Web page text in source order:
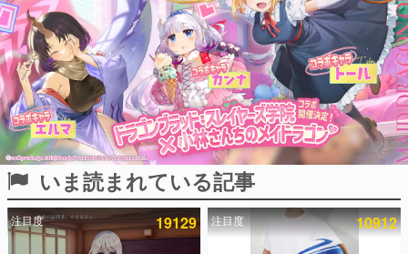
ピックアップ
電ファミのいま読まれている記事ランキング
いま読まれている記事
注目度 19129 注目度 10912